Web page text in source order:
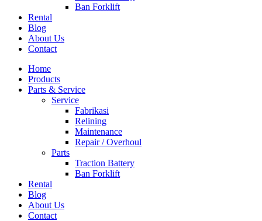
Ban Forklift
Rental
Blog
About Us
Contact
Home
Products
Parts & Service
Service
Fabrikasi
Relining
Maintenance
Repair / Overhoul
Parts
Traction Battery
Ban Forklift
Rental
Blog
About Us
Contact